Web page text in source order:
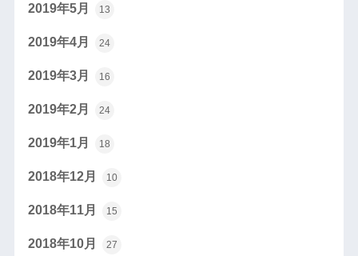
2019年5月 13
2019年4月 24
2019年3月 16
2019年2月 24
2019年1月 18
2018年12月 10
2018年11月 15
2018年10月 27